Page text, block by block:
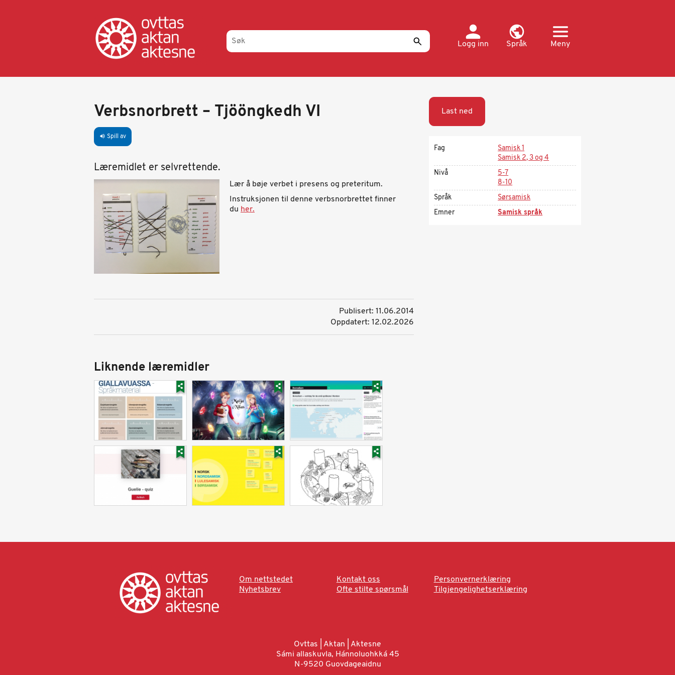
Logg inn
Språk Meny
Verbsnorbrett – Tjööngkedh VI
volume_up Spill av
Læremidlet er selvrettende.
Lær å bøje verbet i presens og preteritum.
Instruksjonen til denne verbsnorbrettet finner
du her.
Publisert: 11.06.2014
Oppdatert: 12.02.2026
Liknende læremidler
Last ned
Fag
Samisk 1
Samisk 2, 3 og 4
Nivå
5-7
8-10
Språk
Sørsamisk
Emner
Samisk språk
Om nettstedet Kontakt oss
Personvernerklæring
Nyhetsbrev
Ofte stilte spørsmål Tilgjengelighetserklæring
Ovttas | Aktan | Aktesne
Sámi allaskuvla, Hánnoluohkká 45
N-9520 Guovdageaidnu